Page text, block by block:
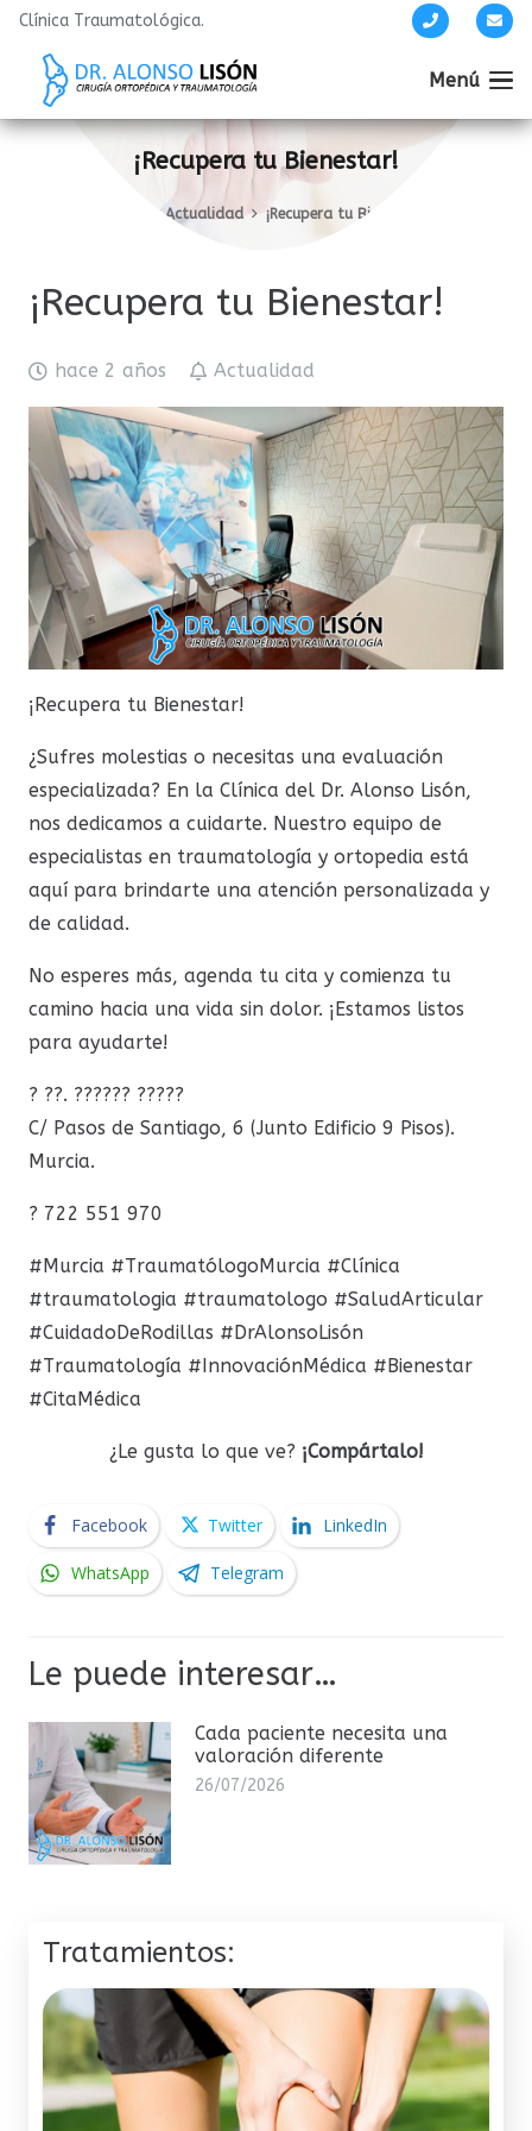
Clínica Traumatológica.
Menú
¡Recupera tu Bienestar!
Actualidad ¡Recupera tu Bienestar!
¡Recupera tu Bienestar!
hace 2 años Actualidad
¡Recupera tu Bienestar!
¿Sufres molestias o necesitas una evaluación
especializada? En la Clínica del Dr. Alonso Lisón,
nos dedicamos a cuidarte. Nuestro equipo de
especialistas en traumatología y ortopedia está
aquí para brindarte una atención personalizada y
de calidad.
No esperes más, agenda tu cita y comienza tu
camino hacia una vida sin dolor. ¡Estamos listos
para ayudarte!
? ??. ?????? ?????
C/ Pasos de Santiago, 6 (Junto Edificio 9 Pisos).
Murcia.
? 722 551 970
#Murcia #TraumatólogoMurcia #Clínica
#traumatologia #traumatologo #SaludArticular
#CuidadoDeRodillas #DrAlonsoLisón
#Traumatología #InnovaciónMédica #Bienestar
#CitaMédica
¿Le gusta lo que ve? ¡Compártalo!
Facebook Twitter LinkedIn
WhatsApp Telegram
Le puede interesar…
Cada paciente necesita una
valoración diferente
26/07/2026
Tratamientos: